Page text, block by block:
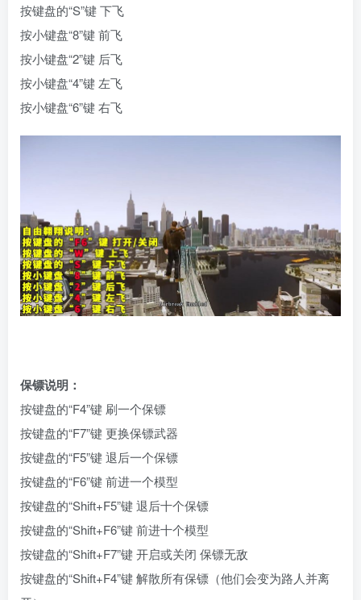
按键盘的“S”键 下飞
按小键盘“8”键 前飞
按小键盘“2”键 后飞
按小键盘“4”键 左飞
按小键盘“6”键 右飞
保镖说明：
按键盘的“F4”键 刷一个保镖
按键盘的“F7”键 更换保镖武器
按键盘的“F5”键 退后一个保镖
按键盘的“F6”键 前进一个模型
按键盘的“Shift+F5”键 退后十个保镖
按键盘的“Shift+F6”键 前进十个模型
按键盘的“Shift+F7”键 开启或关闭 保镖无敌
按键盘的“Shift+F4”键 解散所有保镖（他们会变为路人并离